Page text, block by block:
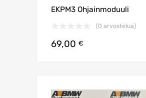
EKPM3 Ohjainmoduuli
(0 arvostelua)
69,00 €